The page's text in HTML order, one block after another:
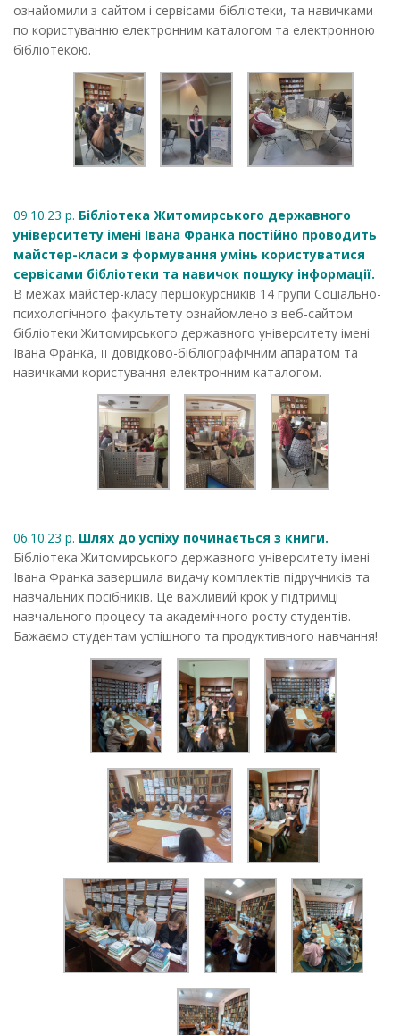
ознайомили з сайтом і сервісами бібліотеки, та навичками
по користуванню електронним каталогом та електронною
бібліотекою.
09.10.23 р. Бібліотека Житомирського державного
університету імені Івана Франка постійно проводить
майстер-класи з формування умінь користуватися
сервісами бібліотеки та навичок пошуку інформації.
В межах майстер-класу першокурсників 14 групи Соціально-
психологічного факультету ознайомлено з веб-сайтом
бібліотеки Житомирського державного університету імені
Івана Франка, її довідково-бібліографічним апаратом та
навичками користування електронним каталогом.
06.10.23 р. Шлях до успіху починається з книги.
Бібліотека Житомирського державного університету імені
Івана Франка завершила видачу комплектів підручників та
навчальних посібників. Це важливий крок у підтримці
навчального процесу та академічного росту студентів.
Бажаємо студентам успішного та продуктивного навчання!